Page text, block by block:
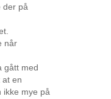
der på
når
gått med
at en
ikke mye på